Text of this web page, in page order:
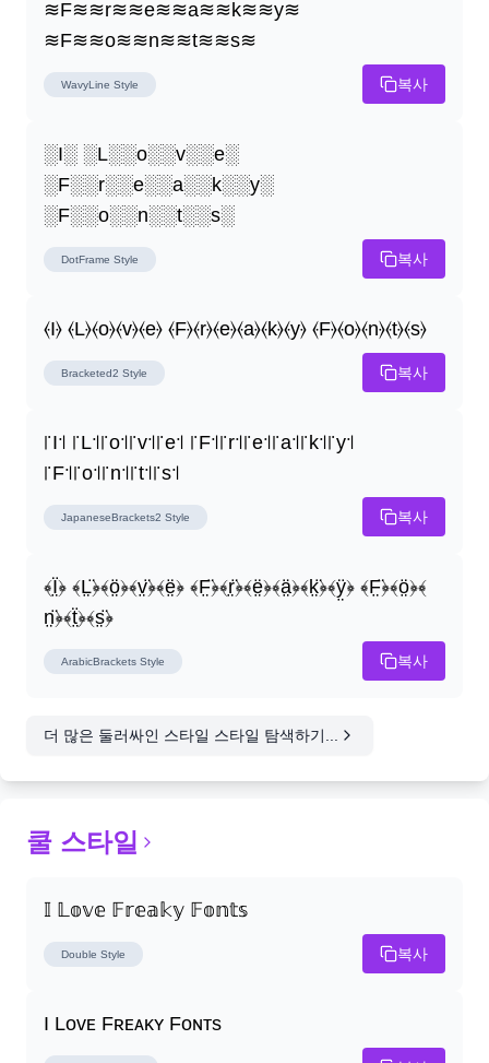
≋F≋≋r≋≋e≋≋a≋≋k≋≋y≋
≋F≋≋o≋≋n≋≋t≋≋s≋
WavyLine Style 복사
░I░ ░L░░o░░v░░e░
░F░░r░░e░░a░░k░░y░
░F░░o░░n░░t░░s░
DotFrame Style 복사
⦑I⦒ ⦑L⦒⦑o⦒⦑v⦒⦑e⦒ ⦑F⦒⦑r⦒⦑e⦒⦑a⦒⦑k⦒⦑y⦒ ⦑F⦒⦑o⦒⦑n⦒⦑t⦒⦑s⦒
Bracketed2 Style 복사
꜍I꜉ ꜍L꜉꜍o꜉꜍v꜉꜍e꜉ ꜍F꜉꜍r꜉꜍e꜉꜍a꜉꜍k꜉꜍y꜉
꜍F꜉꜍o꜉꜍n꜉꜍t꜉꜍s꜉
JapaneseBrackets2 Style 복사
﴾Ï̤﴿ ﴾L̤̈﴿﴾ö̤﴿﴾v̤̈﴿﴾ë̤﴿ ﴾F̤̈﴿﴾r̤̈﴿﴾ë̤﴿﴾ä̤﴿﴾k̤̈﴿﴾ÿ̤﴿ ﴾F̤̈﴿﴾ö̤﴿﴾
n̤̈﴿﴾ẗ̤﴿﴾s̤̈﴿
ArabicBrackets Style 복사
더 많은 둘러싸인 스타일 스타일 탐색하기...
쿨 스타일
𝕀 𝕃𝕠𝕧𝕖 𝔽𝕣𝕖𝕒𝕜𝕪 𝔽𝕠𝕟𝕥𝕤
Double Style 복사
I Lᴏᴠᴇ Fʀᴇᴀᴋʏ Fᴏɴᴛs